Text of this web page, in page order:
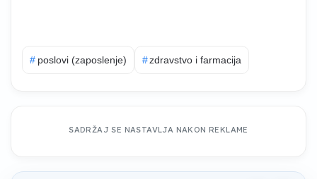
# poslovi (zaposlenje) #zdravstvo i farmacija
SADRŽAJ SE NASTAVLJA NAKON REKLAME